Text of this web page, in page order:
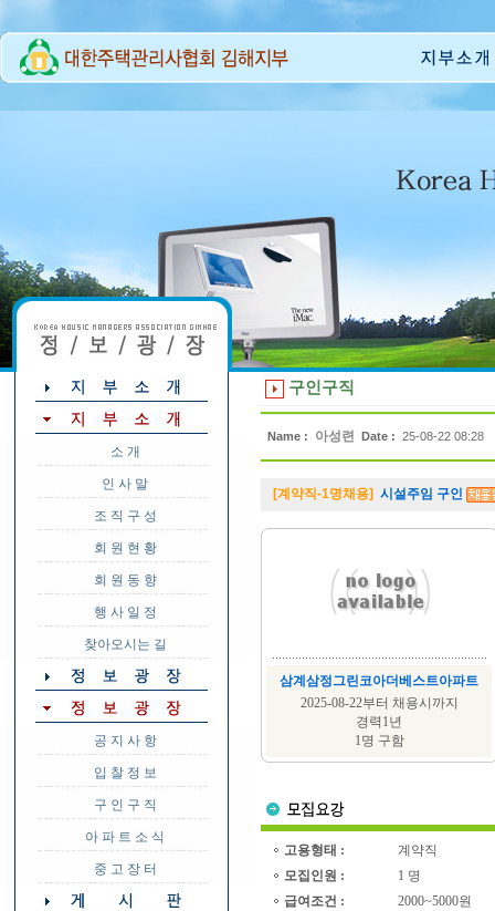
소 개
인 사 말
조 직 구 성
회 원 현 황
회 원 동 향
행 사 일 정
찾아오시는 길
공 지 사 항
입 찰 정 보
구 인 구 직
아 파 트 소 식
중 고 장 터
구인구직
Name : 아성련 Date : 25-08-22 08:28
[계약직-1명채용] 시설주임 구인
삼계삼정그린코아더베스트아파트
2025-08-22부터 채용시까지
경력1년
1명 구함
고용형태 :
계약직
모집인원 :
1 명
급여조건 :
2000~5000원